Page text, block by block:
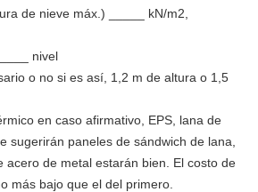
de nieve máx.) _____ kN/m2,
nivel
o no si es así, 1,2 m de altura o 1,5
en caso afirmativo, EPS, lana de
sugerirán paneles de sándwich de lana,
acero de metal estarán bien. El costo de
más bajo que el del primero.